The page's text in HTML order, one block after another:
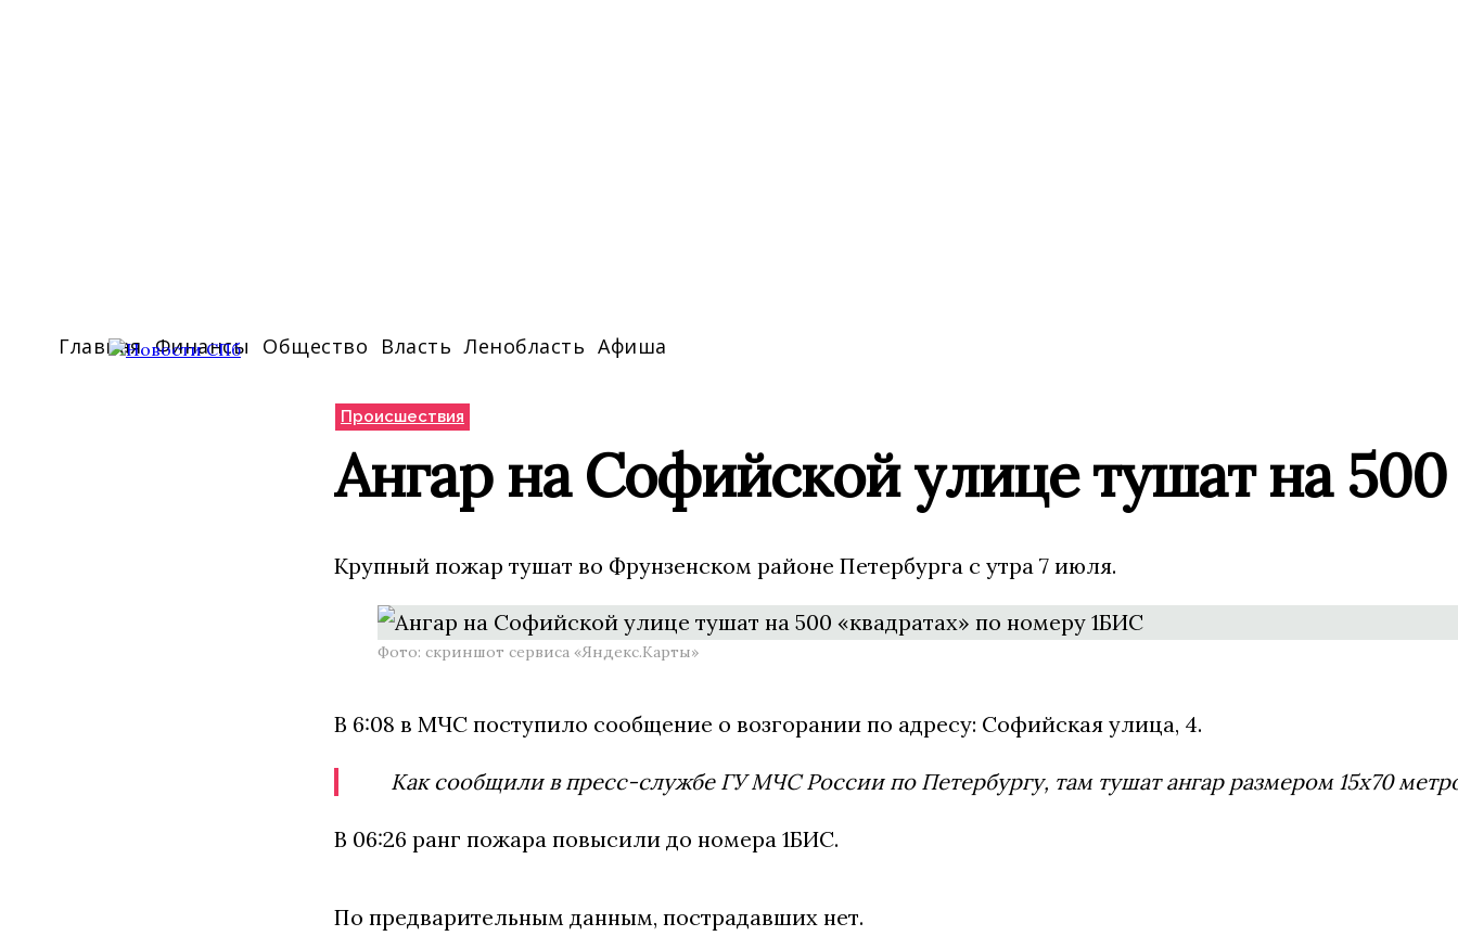
Главная Финансы Общество Власть Ленобласть Афиша
Происшествия
Ангар на Софийской улице тушат на
Крупный пожар тушат во Фрунзенском районе Петербурга с утра 7 июля.
Фото: скриншот сервиса «Яндекс.Карты»
В 6:08 в МЧС поступило сообщение о возгорании по адресу: Софийская улица, 4.
Как сообщили в пресс-службе ГУ МЧС России по Петербургу, там тушат ангар размером 15х70
В 06:26 ранг пожара повысили до номера 1БИС.
По предварительным данным, пострадавших нет.